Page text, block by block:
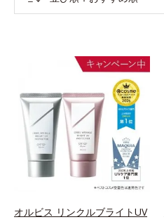
オルビス リンクルブライトUV